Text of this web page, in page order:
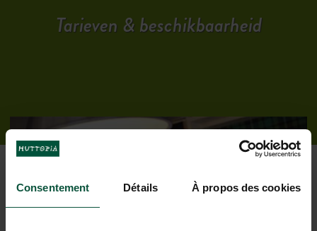
Consentement Détails À propos des cookies
Tarieven & beschikbaarheid